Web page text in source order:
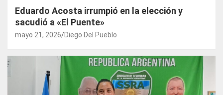
Eduardo Acosta irrumpió en la elección y
sacudió a «El Puente»
mayo 21, 2026 Diego Del Pueblo